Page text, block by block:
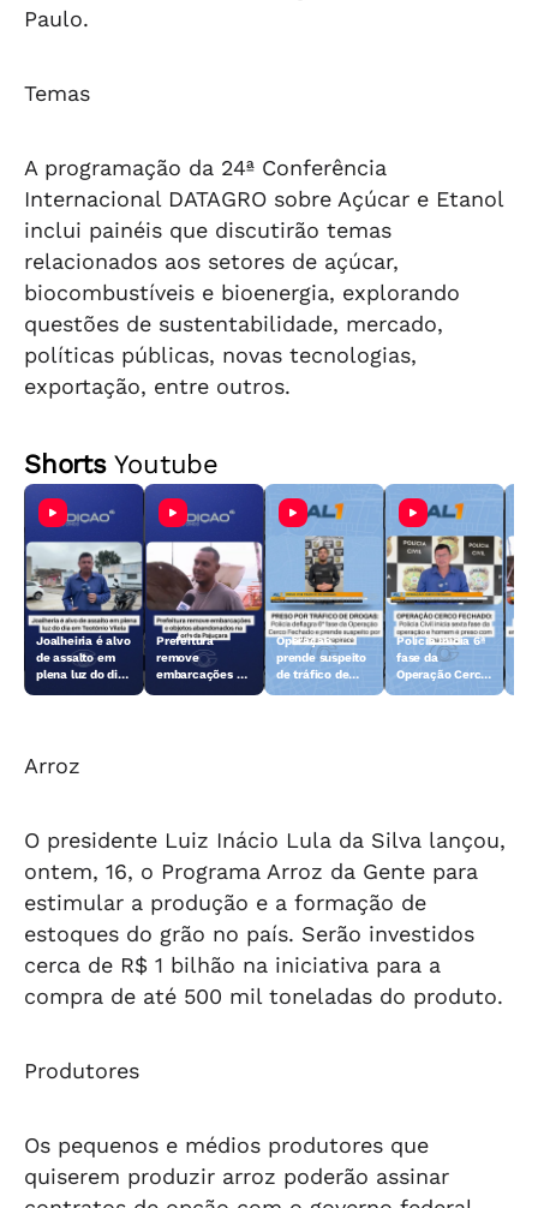
Paulo.
Temas
A programação da 24ª Conferência
Internacional DATAGRO sobre Açúcar e Etanol
inclui painéis que discutirão temas
relacionados aos setores de açúcar,
biocombustíveis e bioenergia, explorando
questões de sustentabilidade, mercado,
políticas públicas, novas tecnologias,
exportação, entre outros.
ShortsYoutube
Joalheiria é alvo
de assalto em
plena luz do dia
Prefeitura
remove
embarcações e
Operação
prende suspeito
de tráfico de
Polícia inicia 6ª
fase da
Operação Cerco
Arroz
O presidente Luiz Inácio Lula da Silva lançou,
ontem, 16, o Programa Arroz da Gente para
estimular a produção e a formação de
estoques do grão no país. Serão investidos
cerca de R$ 1 bilhão na iniciativa para a
compra de até 500 mil toneladas do produto.
Produtores
Os pequenos e médios produtores que
quiserem produzir arroz poderão assinar